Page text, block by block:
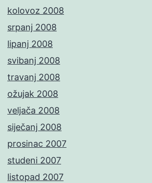
kolovoz 2008
srpanj 2008
lipanj 2008
svibanj 2008
travanj 2008
ožujak 2008
veljača 2008
siječanj 2008
prosinac 2007
studeni 2007
listopad 2007